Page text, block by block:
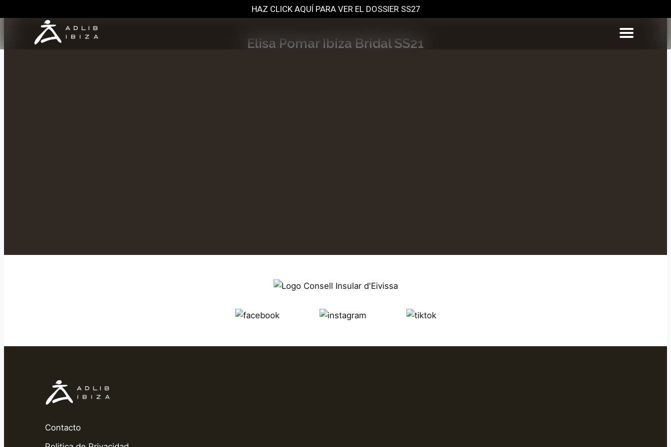
HAZ CLICK AQUÍ PARA VER EL DOSSIER SS27
Elisa Pomar Ibiza Bridal SS21
Contacto